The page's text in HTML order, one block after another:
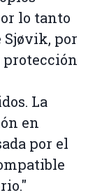
lo tanto
por
protección
La
en
por el